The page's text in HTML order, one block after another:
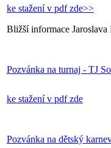
ke stažení v pdf zde>>
Bližší informace Jaroslava
Pozvánka na turnaj - TJ
ke stažení v pdf zde
Pozvánka na dětský